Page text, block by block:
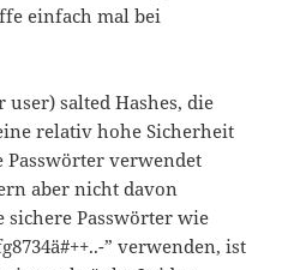
einfach mal bei
salted Hashes, die
relativ hohe Sicherheit
Passwörter verwendet
aber nicht davon
sichere Passwörter wie
” verwenden, ist